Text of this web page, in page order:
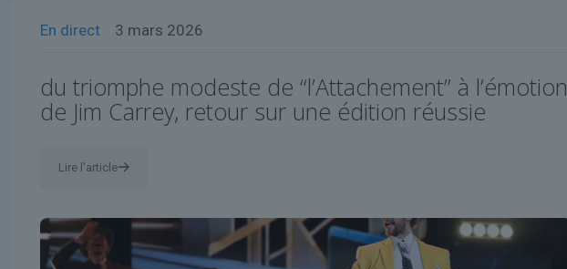
En direct 3 mars 2026
du triomphe modeste de “l’Attachement” à l’émotion
de Jim Carrey, retour sur une édition réussie
Lire l'article